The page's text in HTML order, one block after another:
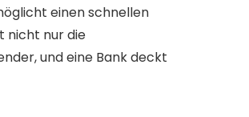
einen schnellen
nicht nur die
und eine Bank deckt